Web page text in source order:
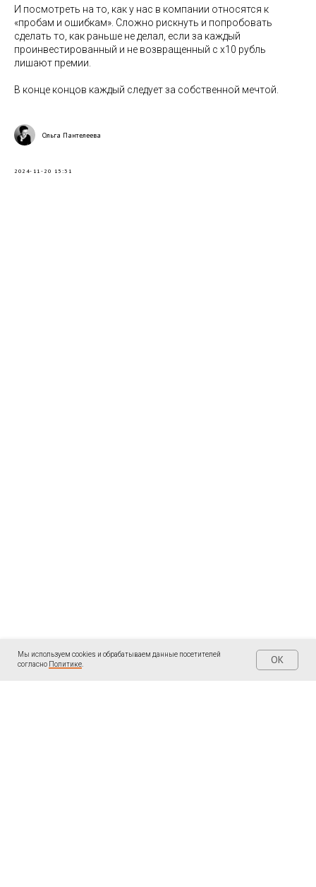
И посмотреть на то, как у нас в компании относятся к
«пробам и ошибкам». Сложно рискнуть и попробовать
сделать то, как раньше не делал, если за каждый
проинвестированный и не возвращенный с х10 рубль
лишают премии.
В конце концов каждый следует за собственной мечтой.
Ольга Пантелеева
2024-11-20 15:31
Мы используем cookies и обрабатываем данные посетителей
согласно Политике. OK